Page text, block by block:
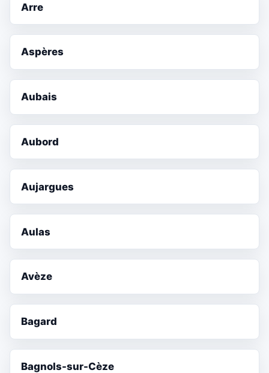
Arre
Aspères
Aubais
Aubord
Aujargues
Aulas
Avèze
Bagard
Bagnols-sur-Cèze